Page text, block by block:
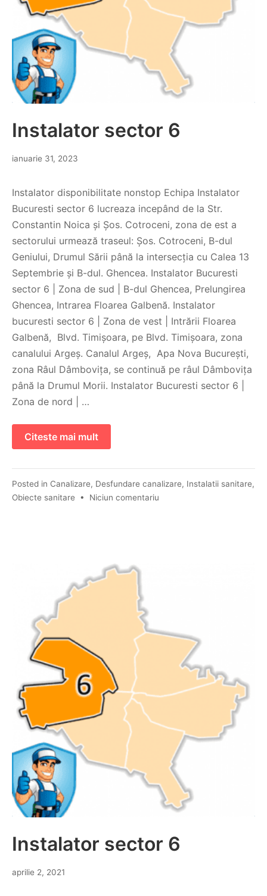
Instalator sector 6
ianuarie 31, 2023
Instalator disponibilitate nonstop Echipa Instalator
Bucuresti sector 6 lucreaza incepând de la Str.
Constantin Noica și Șos. Cotroceni, zona de est a
sectorului urmează traseul: Șos. Cotroceni, B-dul
Geniului, Drumul Sării până la intersecția cu Calea 13
Septembrie și B-dul. Ghencea. Instalator Bucuresti
sector 6 | Zona de sud | B-dul Ghencea, Prelungirea
Ghencea, Intrarea Floarea Galbenă. Instalator
bucuresti sector 6 | Zona de vest | Intrării Floarea
Galbenă, Blvd. Timișoara, pe Blvd. Timișoara, zona
canalului Argeș. Canalul Argeș, Apa Nova București,
zona Râul Dâmbovița, se continuă pe râul Dâmbovița
până la Drumul Morii. Instalator Bucuresti sector 6 |
Zona de nord | …
Citeste mai mult
Posted in Canalizare, Desfundare canalizare, Instalatii sanitare,
Obiecte sanitare • Niciun comentariu
Instalator sector 6
aprilie 2, 2021